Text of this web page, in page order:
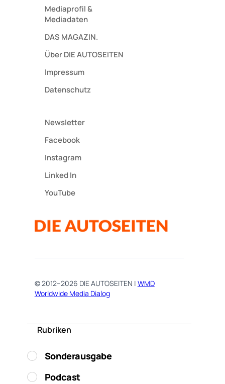
Mediaprofil&
Mediadaten
DAS MAGAZIN.
Über DIE AUTOSEITEN
Impressum
Datenschutz
Newsletter
Facebook
Instagram
Linked In
YouTube
© 2012–2026 DIE AUTOSEITEN | WMD
Worldwide Media Dialog
Rubriken
Sonderausgabe
Podcast